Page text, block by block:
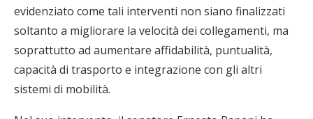
evidenziato come tali interventi non siano finalizzati
soltanto a migliorare la velocità dei collegamenti, ma
soprattutto ad aumentare affidabilità, puntualità,
capacità di trasporto e integrazione con gli altri
sistemi di mobilità.